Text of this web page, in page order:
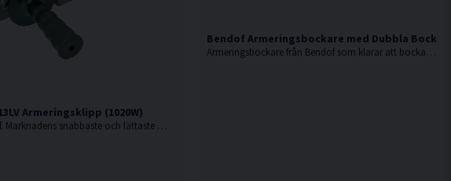
Armeringsklipp (1020W)
1020W. Bendof. Marknadens snabbaste och lättaste armeringsklipp i sin klass (endast 6kg).
Bendof Armeringsbockare med Dubbla
Armeringsbockare från Bendof som klarar att bocka armeringsjärn upp till 12mm.